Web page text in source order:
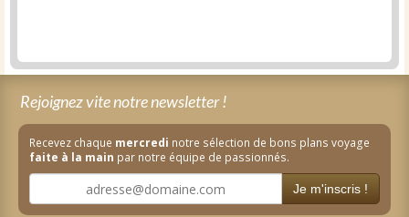
Rejoignez vite notre newsletter !
Recevez chaque mercredi notre sélection de bons plans voyage
faite à la main par notre équipe de passionnés.
Je m'inscris !